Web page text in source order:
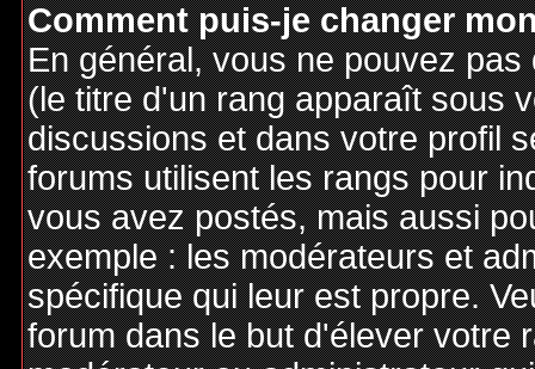
Comment puis-je changer
En général, vous ne pouvez
(le titre d'un rang apparaît sous
discussions et dans votre profil
forums utilisent les rangs pour
vous avez postés, mais aussi
exemple : les modérateurs et
spécifique qui leur est propre.
forum dans le but d'élever votre